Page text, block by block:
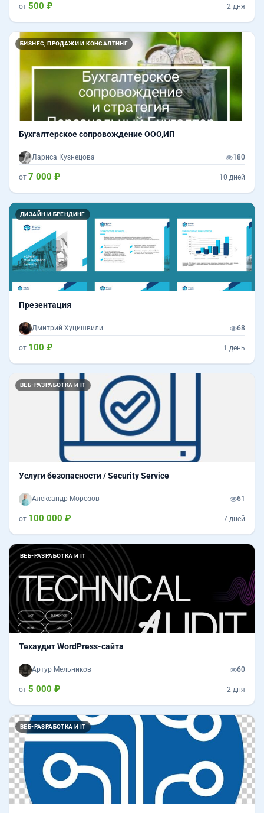
от 500 ₽ 2 дня
БИЗНЕС, ПРОДАЖИ И КОНСАЛТИНГ
Бухгалтерское сопровождение ООО,ИП
Лариса Кузнецова 180
от 7 000 ₽ 10 дней
ДИЗАЙН И БРЕНДИНГ
Назад
Презентация
Дмитрий Хуцишвили 68
от 100 ₽ 1 день
ВЕБ-РАЗРАБОТКА И IT
Услуги безопасности / Security Service
Александр Морозов 61
от 100 000 ₽ 7 дней
ВЕБ-РАЗРАБОТКА И IT
Техаудит WordPress-сайта
Артур Мельников 60
от 5 000 ₽ 2 дня
ВЕБ-РАЗРАБОТКА И IT